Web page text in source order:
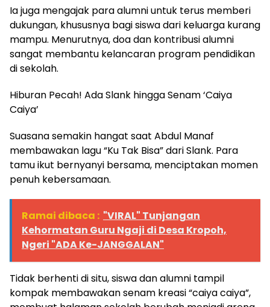
Ia juga mengajak para alumni untuk terus memberi
dukungan, khususnya bagi siswa dari keluarga kurang
mampu. Menurutnya, doa dan kontribusi alumni
sangat membantu kelancaran program pendidikan
di sekolah.
Hiburan Pecah! Ada Slank hingga Senam ‘Caiya
Caiya’
Suasana semakin hangat saat Abdul Manaf
membawakan lagu “Ku Tak Bisa” dari Slank. Para
tamu ikut bernyanyi bersama, menciptakan momen
penuh kebersamaan.
Ramai dibaca : "VIRAL" Tunjangan
Kehormatan Guru Ngaji di Desa Kropoh,
Ngeri "ADA Ke-JANGGALAN"
Tidak berhenti di situ, siswa dan alumni tampil
kompak membawakan senam kreasi “caiya caiya”,